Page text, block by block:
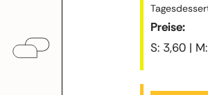
Preise:
S: 3,60 |